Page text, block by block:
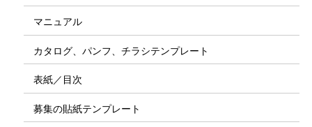
マニュアル
カタログ、パンフ、チラシテンプレート
表紙／目次
募集の貼紙テンプレート